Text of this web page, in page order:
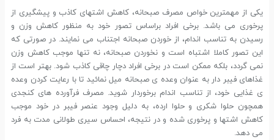
یکی از مهمترین خواص مصرف صبحانه، کاهش اشتهای کاذب و پیشگیری از
پرخوری می باشد. برخی افراد براساس تصور خود به منظور کاهش وزن و
رسیدن به تناسب اندام، از خوردن صبحانه اجتناب می نمایند. در صورتی که
این تصور کاملا اشتباه است و نخوردن صبحانه، نه تنها موجب کاهش وزن
نمی گردد، بلکه ممکن است در برخی افراد دچار چاقی کاذب شود. بهتر است از
غذاهای فیبر دار به عنوان وعده ی صبحانه میل نمائید تا با رعایت کردن وعده
ی غذایی خود، از تناسب اندام برخوردار شوید. مصرف فرآورده های کنجدی
همچون حلوا شکری و حلوا ارده، به دلیل وجود عنصر فیبر در خود موجب
کاهش اشتها و پرخوری شده و در نتیجه، احساس سیری طولانی مدت به فرد
می دهد.